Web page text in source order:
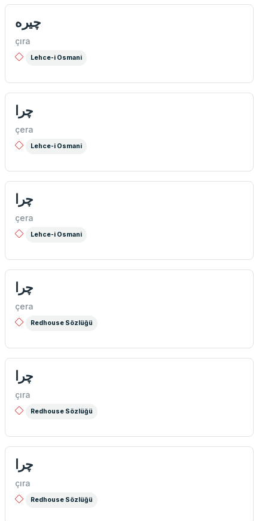
چيره
çıra
Lehce-i Osmani
چرا
çera
Lehce-i Osmani
چرا
çera
Lehce-i Osmani
چرا
çera
Redhouse Sözlüğü
چرا
çıra
Redhouse Sözlüğü
چرا
çıra
Redhouse Sözlüğü